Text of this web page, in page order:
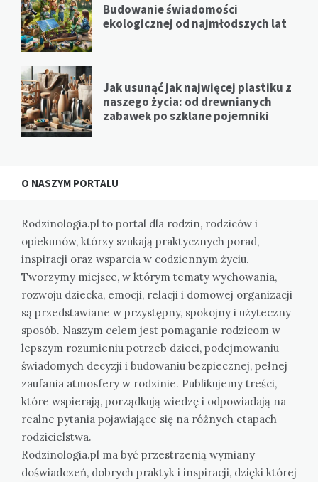
Budowanie świadomości
ekologicznej od najmłodszych lat
Jak usunąć jak najwięcej plastiku z
naszego życia: od drewnianych
zabawek po szklane pojemniki
O NASZYM PORTALU
Rodzinologia.pl to portal dla rodzin, rodziców i
opiekunów, którzy szukają praktycznych porad,
inspiracji oraz wsparcia w codziennym życiu.
Tworzymy miejsce, w którym tematy wychowania,
rozwoju dziecka, emocji, relacji i domowej organizacji
są przedstawiane w przystępny, spokojny i użyteczny
sposób. Naszym celem jest pomaganie rodzicom w
lepszym rozumieniu potrzeb dzieci, podejmowaniu
świadomych decyzji i budowaniu bezpiecznej, pełnej
zaufania atmosfery w rodzinie. Publikujemy treści,
które wspierają, porządkują wiedzę i odpowiadają na
realne pytania pojawiające się na różnych etapach
rodzicielstwa.
Rodzinologia.pl ma być przestrzenią wymiany
doświadczeń, dobrych praktyk i inspiracji, dzięki której